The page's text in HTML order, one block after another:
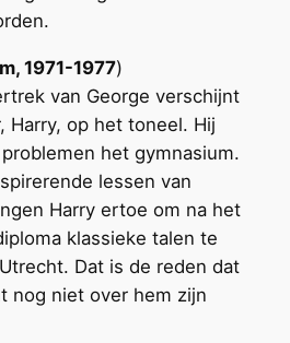
1971-1977)
van George verschijnt
Harry, op het toneel. Hij
het gymnasium.
lessen van
Harry ertoe om na het
klassieke talen te
Dat is de reden dat
nog niet over hem zijn